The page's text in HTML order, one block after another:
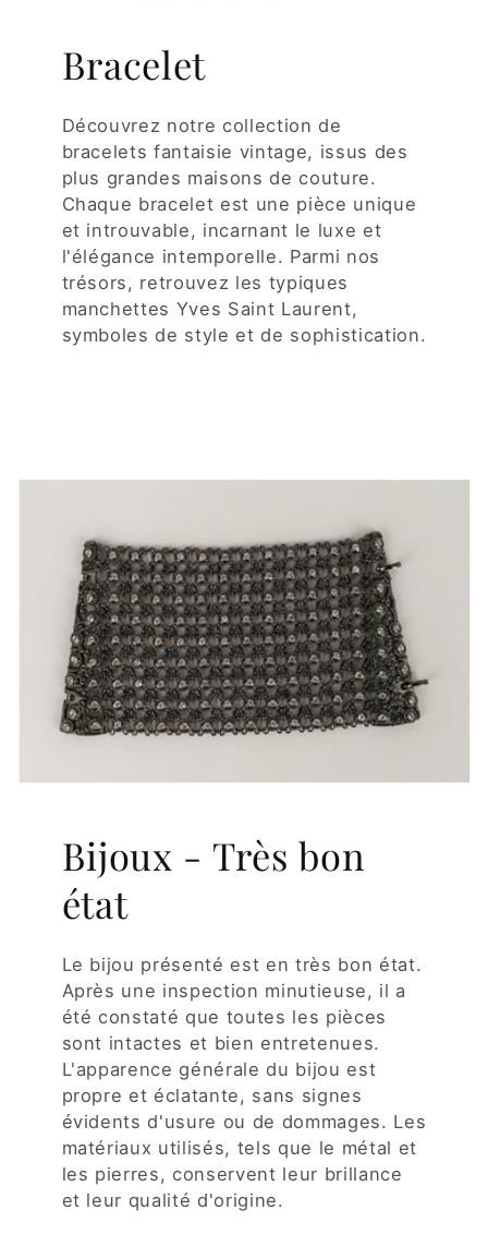
Bracelet
Découvrez notre collection de
bracelets fantaisie vintage, issus des
plus grandes maisons de couture.
Chaque bracelet est une pièce unique
et introuvable, incarnant le luxe et
l'élégance intemporelle. Parmi nos
trésors, retrouvez les typiques
manchettes Yves Saint Laurent,
symboles de style et de sophistication.
Bijoux - Très bon
état
Le bijou présenté est en très bon état.
Après une inspection minutieuse, il a
été constaté que toutes les pièces
sont intactes et bien entretenues.
L'apparence générale du bijou est
propre et éclatante, sans signes
évidents d'usure ou de dommages. Les
matériaux utilisés, tels que le métal et
les pierres, conservent leur brillance
et leur qualité d'origine.